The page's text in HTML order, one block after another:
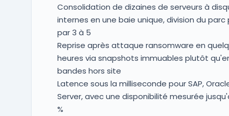
Consolidation de dizaines de serveurs à
internes en une baie unique, division du parc
par 3 à 5
Reprise après attaque ransomware en
heures via snapshots immuables plutôt
bandes hors site
Latence sous la milliseconde pour SAP,
Server, avec une disponibilité mesurée
%